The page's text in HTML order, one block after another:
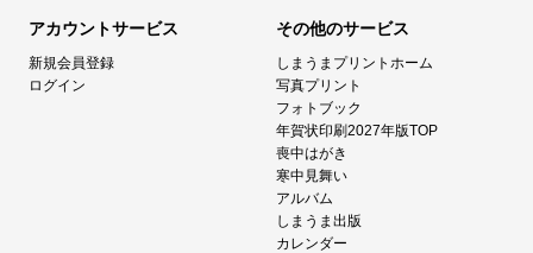
アカウントサービス
新規会員登録
ログイン
その他のサービス
しまうまプリントホーム
写真プリント
フォトブック
年賀状印刷2027年版TOP
喪中はがき
寒中見舞い
アルバム
しまうま出版
カレンダー